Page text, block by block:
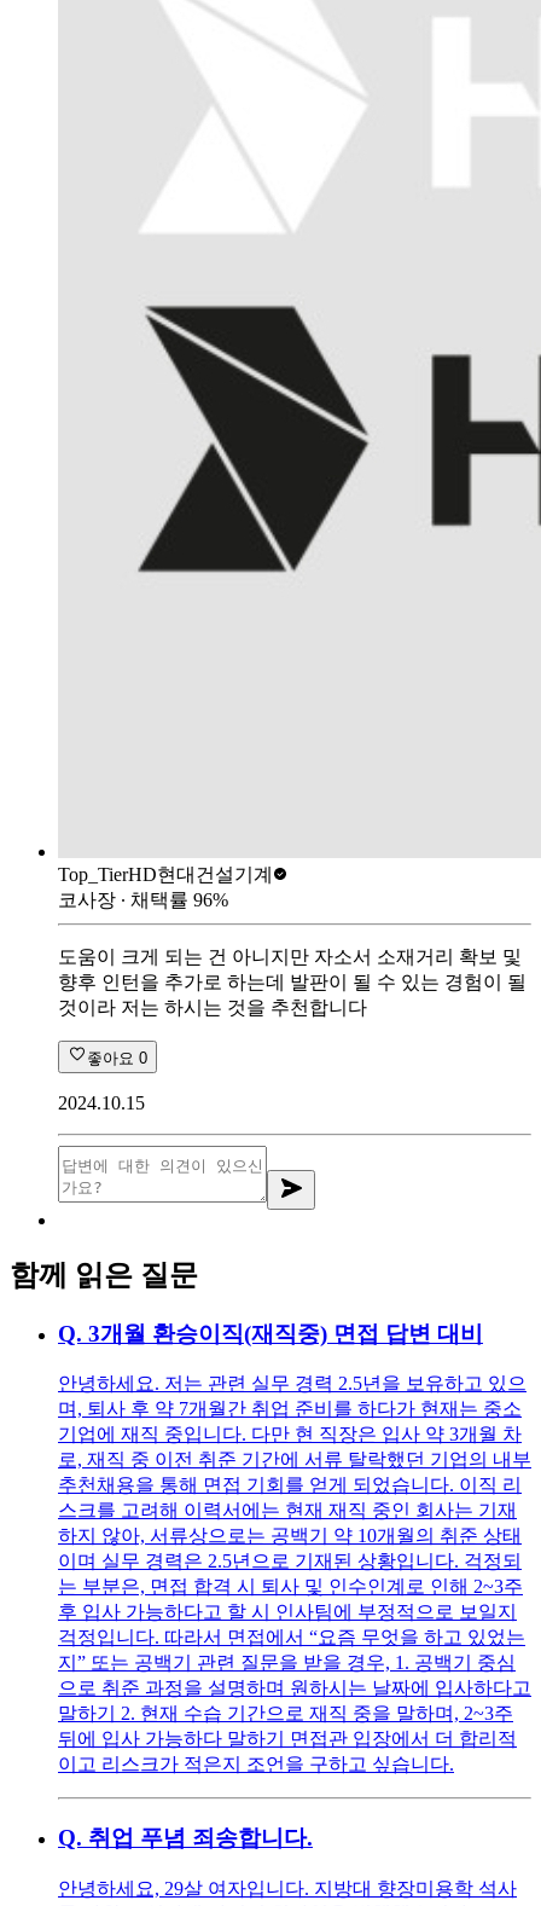
Top_TierHD현대건설기계
코사장 ∙ 채택률 96%
도움이 크게 되는 건 아니지만 자소서 소재거리 확보 및
향후 인턴을 추가로 하는데 발판이 될 수 있는 경험이 될
것이라 저는 하시는 것을 추천합니다
좋아요 0
2024.10.15
함께 읽은 질문
Q. 3개월 환승이직(재직중) 면접 답변 대비
안녕하세요. 저는 관련 실무 경력 2.5년을 보유하고 있으
며, 퇴사 후 약 7개월간 취업 준비를 하다가 현재는 중소
기업에 재직 중입니다. 다만 현 직장은 입사 약 3개월 차
로, 재직 중 이전 취준 기간에 서류 탈락했던 기업의 내부
추천채용을 통해 면접 기회를 얻게 되었습니다. 이직 리
스크를 고려해 이력서에는 현재 재직 중인 회사는 기재
하지 않아, 서류상으로는 공백기 약 10개월의 취준 상태
이며 실무 경력은 2.5년으로 기재된 상황입니다. 걱정되
는 부분은, 면접 합격 시 퇴사 및 인수인계로 인해 2~3주
후 입사 가능하다고 할 시 인사팀에 부정적으로 보일지
걱정입니다. 따라서 면접에서 “요즘 무엇을 하고 있었는
지” 또는 공백기 관련 질문을 받을 경우, 1. 공백기 중심
으로 취준 과정을 설명하며 원하시는 날짜에 입사하다고
말하기 2. 현재 수습 기간으로 재직 중을 말하며, 2~3주
뒤에 입사 가능하다 말하기 면접관 입장에서 더 합리적
이고 리스크가 적은지 조언을 구하고 싶습니다.
Q. 취업 푸념 죄송합니다.
안녕하세요, 29살 여자입니다. 지방대 향장미용학 석사